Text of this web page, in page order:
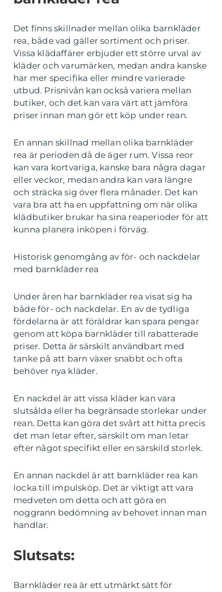
Det finns skillnader mellan olika barnkläder
rea, både vad gäller sortiment och priser.
Vissa klädaffärer erbjuder ett större urval av
kläder och varumärken, medan andra kanske
har mer specifika eller mindre varierade
utbud. Prisnivån kan också variera mellan
butiker, och det kan vara värt att jämföra
priser innan man gör ett köp under rean.
En annan skillnad mellan olika barnkläder
rea är perioden då de äger rum. Vissa reor
kan vara kortvariga, kanske bara några dagar
eller veckor, medan andra kan vara längre
och sträcka sig över flera månader. Det kan
vara bra att ha en uppfattning om när olika
klädbutiker brukar ha sina reaperioder för att
kunna planera inköpen i förväg.
Historisk genomgång av för- och nackdelar
med barnkläder rea
Under åren har barnkläder rea visat sig ha
både för- och nackdelar. En av de tydliga
fördelarna är att föräldrar kan spara pengar
genom att köpa barnkläder till rabatterade
priser. Detta är särskilt användbart med
tanke på att barn växer snabbt och ofta
behöver nya kläder.
En nackdel är att vissa kläder kan vara
slutsålda eller ha begränsade storlekar under
rean. Detta kan göra det svårt att hitta precis
det man letar efter, särskilt om man letar
efter något specifikt eller en särskild storlek.
En annan nackdel är att barnkläder rea kan
locka till impulsköp. Det är viktigt att vara
medveten om detta och att göra en
noggrann bedömning av behovet innan man
handlar.
Slutsats:
Barnkläder rea är ett utmärkt sätt för